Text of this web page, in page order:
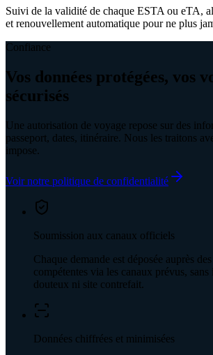
Suivi de la validité de chaque ESTA ou eTA,
et renouvellement automatique pour ne plus
Confiance
Vos données protégées, vos
sécurisés
Une autorisation de voyage repose sur des
passeport, dates, itinéraire. Nous les traitons
impose.
Voir notre politique de confidentialité
Soumission aux canaux officiels
Chaque demande est déposée auprès
compétentes via les canaux prévus, sans
douteux ni site contrefait.
Données chiffrées et minimisées